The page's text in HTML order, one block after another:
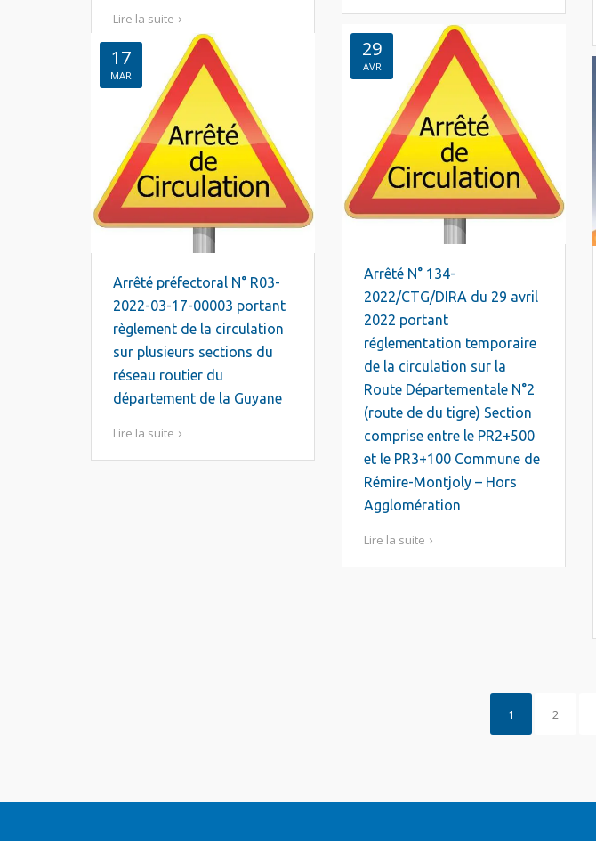
Lire la suite
29
AVR
Arrêté N° 134-
2022/CTG/DIRA du 29 avril
2022 portant
réglementation temporaire
de la circulation sur la
Route Départementale N°2
(route de du tigre) Section
comprise entre le PR2+500
et le PR3+100 Commune de
Rémire-Montjoly – Hors
Agglomération
Lire la suite
17
MAR
Arrêté préfectoral N° R03-
2022-03-17-00003 portant
règlement de la circulation
sur plusieurs sections du
réseau routier du
département de la Guyane
Lire la suite
1 2